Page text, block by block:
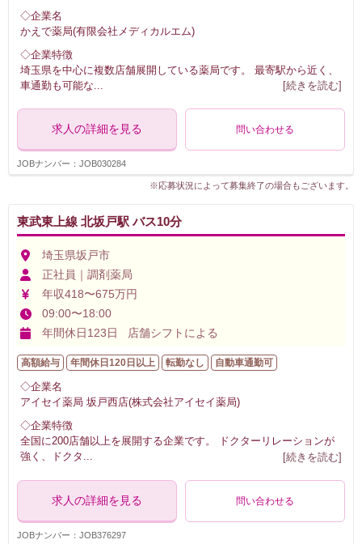
◇企業名
かえで薬局(有限会社メディカルエム)
◇企業特徴
埼玉県を中心に複数店舗展開している薬局です。 最寄駅から近く、
車通勤も可能な
[続きを読む]
求人の詳細を見る 問い合わせる
JOBナンバー：JOB030284
※応募状況によって募集終了の場合もございます。
東武東上線 北坂戸駅 バス10分
埼玉県坂戸市
正社員｜調剤薬局
年収418〜675万円
09:00〜18:00
年間休日123日 店舗シフトによる
高額給与 年間休日120日以上 転勤なし 自動車通勤可
◇企業名
アイセイ薬局 坂戸西店(株式会社アイセイ薬局)
◇企業特徴
全国に200店舗以上を展開する企業です。 ドクターリレーションが
強く、ドクタ ... [続きを読む]
求人の詳細を見る 問い合わせる
JOBナンバー：JOB376297